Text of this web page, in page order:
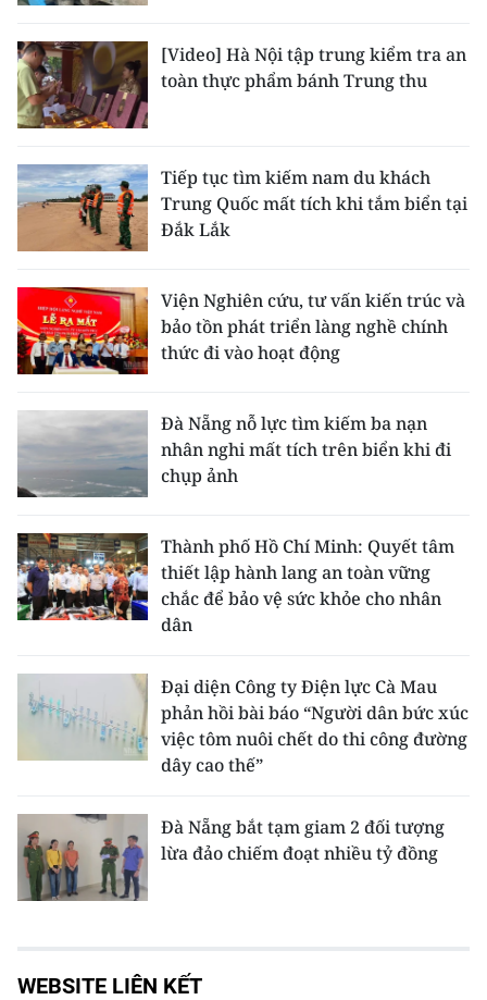
[Video] Hà Nội tập trung kiểm tra an
toàn thực phẩm bánh Trung thu
Tiếp tục tìm kiếm nam du khách
Trung Quốc mất tích khi tắm biển tại
Đắk Lắk
Viện Nghiên cứu, tư vấn kiến trúc và
bảo tồn phát triển làng nghề chính
thức đi vào hoạt động
Đà Nẵng nỗ lực tìm kiếm ba nạn
nhân nghi mất tích trên biển khi đi
chụp ảnh
Thành phố Hồ Chí Minh: Quyết tâm
thiết lập hành lang an toàn vững
chắc để bảo vệ sức khỏe cho nhân
dân
Đại diện Công ty Điện lực Cà Mau
phản hồi bài báo “Người dân bức xúc
việc tôm nuôi chết do thi công đường
dây cao thế”
Đà Nẵng bắt tạm giam 2 đối tượng
lừa đảo chiếm đoạt nhiều tỷ đồng
WEBSITE LIÊN KẾT